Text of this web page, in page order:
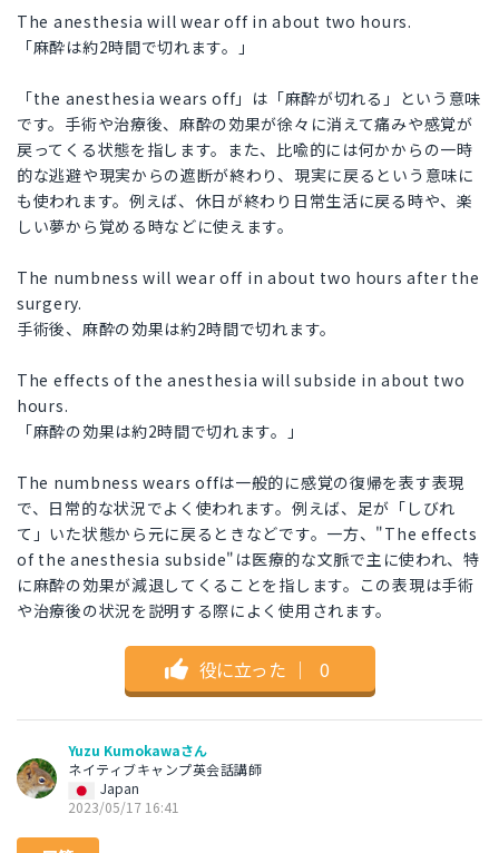
The anesthesia will wear off in about two hours.
「麻酔は約2時間で切れます。」
「the anesthesia wears off」は「麻酔が切れる」という意味
です。手術や治療後、麻酔の効果が徐々に消えて痛みや感覚が
戻ってくる状態を指します。また、比喩的には何かからの一時
的な逃避や現実からの遮断が終わり、現実に戻るという意味に
も使われます。例えば、休日が終わり日常生活に戻る時や、楽
しい夢から覚める時などに使えます。
The numbness will wear off in about two hours after the
surgery.
手術後、麻酔の効果は約2時間で切れます。
The effects of the anesthesia will subside in about two
hours.
「麻酔の効果は約2時間で切れます。」
The numbness wears offは一般的に感覚の復帰を表す表現
で、日常的な状況でよく使われます。例えば、足が「しびれ
て」いた状態から元に戻るときなどです。一方、"The effects
of the anesthesia subside"は医療的な文脈で主に使われ、特
に麻酔の効果が減退してくることを指します。この表現は手術
や治療後の状況を説明する際によく使用されます。
役に立った ｜ 0
Yuzu Kumokawaさん
ネイティブキャンプ英会話講師
Japan
2023/05/17 16:41